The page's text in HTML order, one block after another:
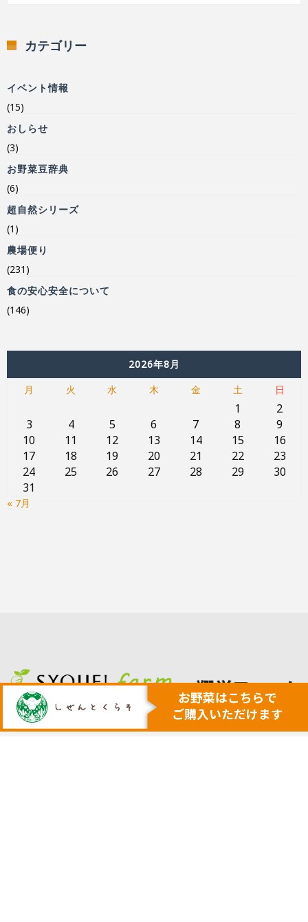
カテゴリー
イベント情報
(15)
おしらせ
(3)
お野菜豆辞典
(6)
超自然シリーズ
(1)
農場便り
(231)
食の安心安全について
(146)
2026年8月
月
火 水 木 金 土 日
1
2
3
4 5 6 7 8
9
10
11 12 13 14 15
16
17
18 19 20 21 22
23
24
25 26 27 28 29
30
31
« 7月
人も地球も健康にする本物の自然